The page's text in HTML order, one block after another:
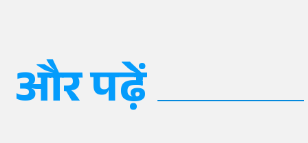
और पढ़ें